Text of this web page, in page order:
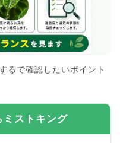
るで確認したいポイント
ミストキング